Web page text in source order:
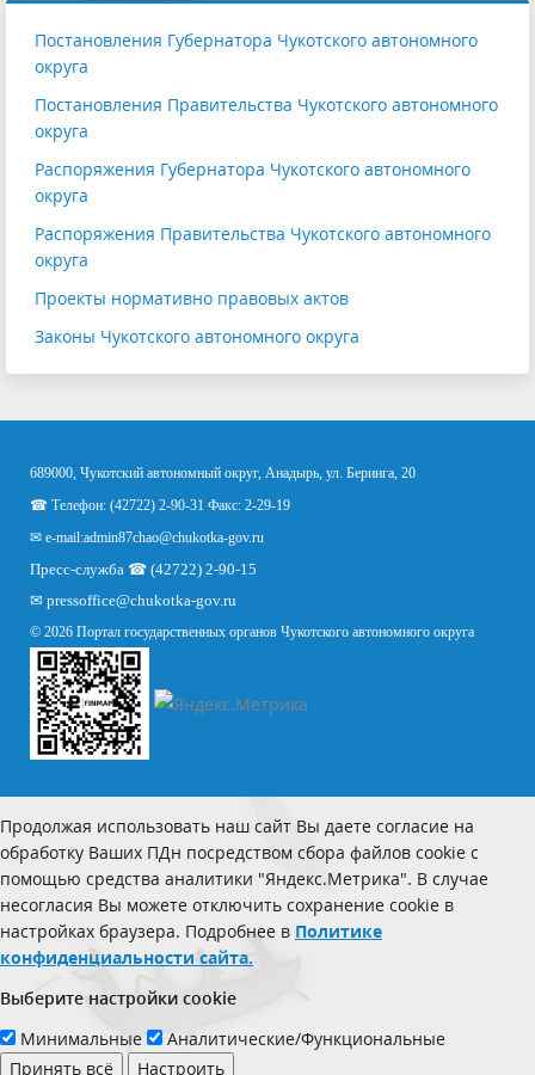
Постановления Губернатора Чукотского автономного
округа
Постановления Правительства Чукотского автономного
округа
Распоряжения Губернатора Чукотского автономного
округа
Распоряжения Правительства Чукотского автономного
округа
Проекты нормативно правовых актов
Законы Чукотского автономного округа
689000, Чукотский автономный округ, Анадырь, ул. Беринга, 20
☎ Телефон: (42722) 2-90-31 Факс: 2-29-19
✉ e-mail:admin87chao@chukotka-gov.ru
Пресс-служба ☎ (42722) 2-90-15
✉ pressoffice@chukotka-gov.ru
© 2026 Портал государственных органов Чукотского автономного округа
Продолжая использовать наш сайт Вы даете согласие на
обработку Ваших ПДн посредством сбора файлов cookie с
помощью средства аналитики "Яндекс.Метрика". В случае
несогласия Вы можете отключить сохранение cookie в
настройках браузера. Подробнее в Политике
конфиденциальности сайта.
Выберите настройки cookie
Минимальные
Аналитические/Функциональные
Принять всё
Настроить